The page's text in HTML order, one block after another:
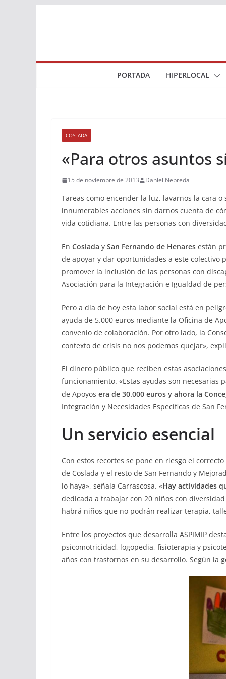
PORTADA HIPERLOCAL
COSLADA
«Para otros asuntos
15 de noviembre de 2013 Daniel Nebreda
Tareas como encender la luz, lavarnos la cara
innumerables acciones sin darnos cuenta de
vida cotidiana. Entre las personas con
En Coslada y San Fernando de Henares están
de apoyar y dar oportunidades a este colectivo
promover la inclusión de las personas con
Asociación para la Integración e Igualdad de
Pero a día de hoy esta labor social está en
ayuda de 5.000 euros mediante la Oficina de
convenio de colaboración. Por otro lado, la
contexto de crisis no nos podemos quejar»,
El dinero público que reciben estas
funcionamiento. «Estas ayudas son necesarias
de Apoyos era de 30.000 euros y ahora la
Integración y Necesidades Específicas de San
Un servicio esencial
Con estos recortes se pone en riesgo el
de Coslada y el resto de San Fernando y
lo haya», señala Carrascosa. «Hay actividades
dedicada a trabajar con 20 niños con
habrá niños que no podrán realizar terapia,
Entre los proyectos que desarrolla ASPIMIP
psicomotricidad, logopedia, fisioterapia y
años con trastornos en su desarrollo. Según la